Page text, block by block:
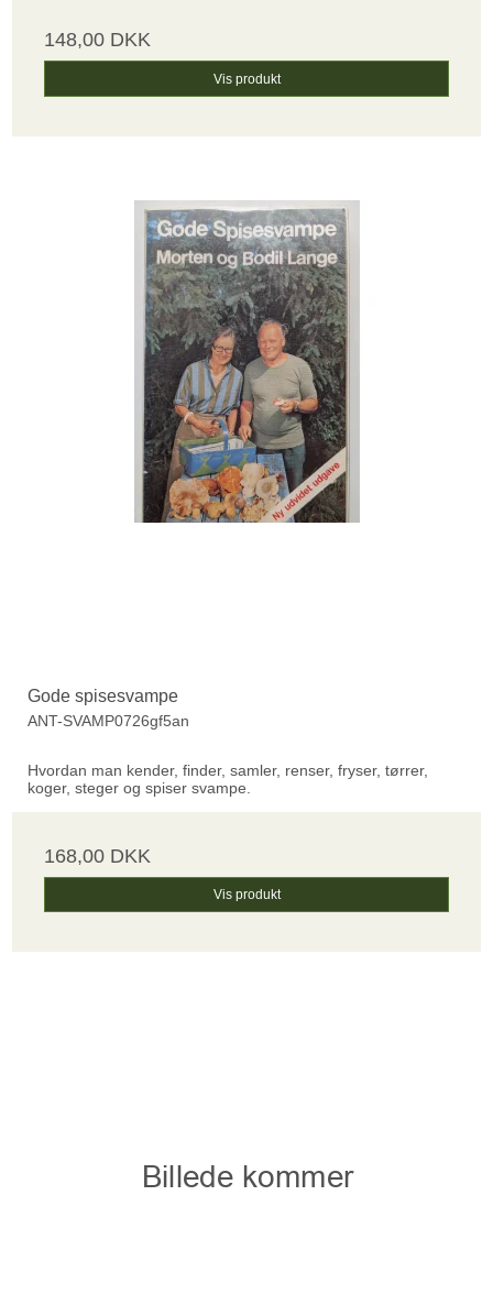
148,00 DKK
Vis produkt
Gode spisesvampe
ANT-SVAMP0726gf5an
Hvordan man kender, finder, samler, renser, fryser, tørrer,
koger, steger og spiser svampe.
168,00 DKK
Vis produkt